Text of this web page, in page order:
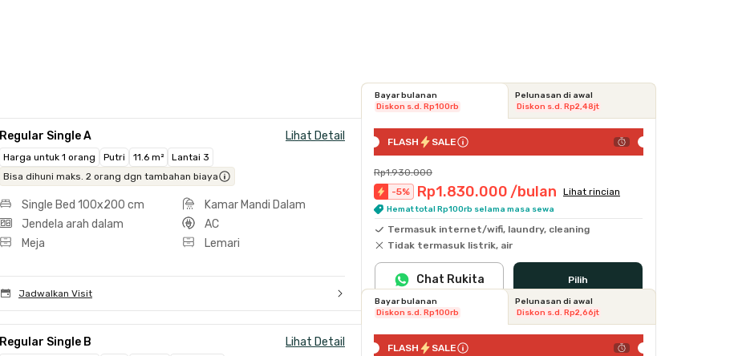
Regular Single A Lihat Detail
Harga untuk 1 orang Putri 11.6 m²
Lantai 3
Bisa dihuni maks. 2 orang dgn tambahan biaya
Single Bed 100x200 cm
Kamar Mandi Dalam
Jendela arah dalam
AC
Meja
Lemari
Jadwalkan Visit
Bayar bulanan
Diskon s.d. Rp100rb
Pelunasan di awal
Diskon s.d. Rp2,48jt
FLASH SALE
Rp1.930.000
-5% Rp1.830.000 /bulan Lihat rincian
Hemat total Rp100rb selama masa sewa
Termasuk internet/wifi, laundry, cleaning
Tidak termasuk listrik, air
Pilih
Chat Rukita
Regular Single B Lihat Detail
Bayar bulanan
Diskon s.d. Rp100rb
Pelunasan di awal
Diskon s.d. Rp2,66jt
FLASH SALE